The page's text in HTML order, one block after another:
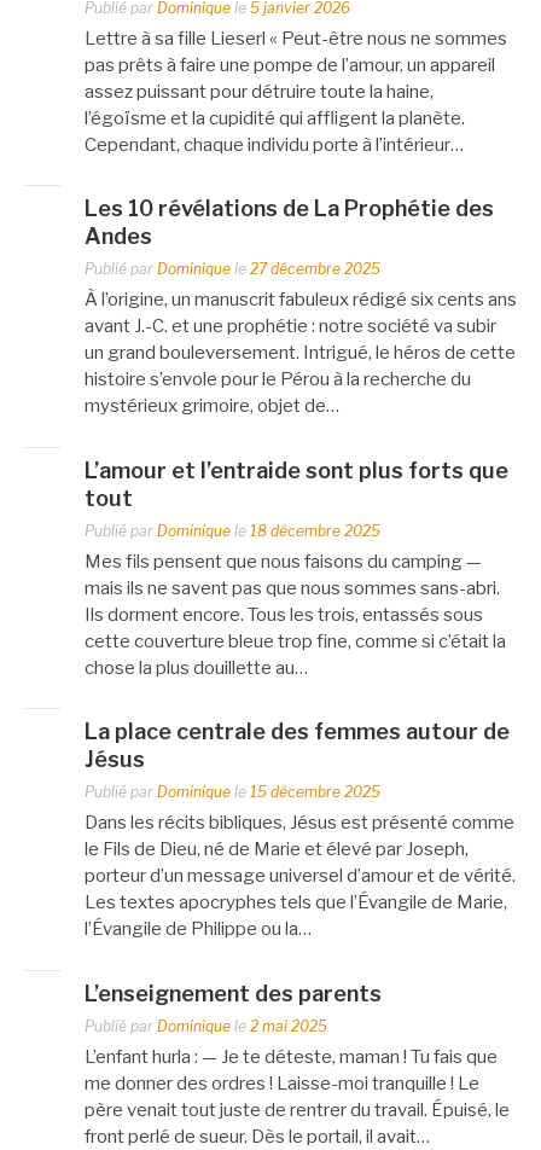
Publié par Dominique le 5 janvier 2026
Lettre à sa fille Lieserl « Peut-être nous ne sommes
pas prêts à faire une pompe de l’amour, un appareil
assez puissant pour détruire toute la haine,
l’égoïsme et la cupidité qui affligent la planète.
Cependant, chaque individu porte à l’intérieur…
Les 10 révélations de La Prophétie des
Andes
Publié par Dominique le 27 décembre 2025
À l’origine, un manuscrit fabuleux rédigé six cents ans
avant J.-C. et une prophétie : notre société va subir
un grand bouleversement. Intrigué, le héros de cette
histoire s’envole pour le Pérou à la recherche du
mystérieux grimoire, objet de…
L’amour et l’entraide sont plus forts que
tout
Publié par Dominique le 18 décembre 2025
Mes fils pensent que nous faisons du camping —
mais ils ne savent pas que nous sommes sans-abri.
Ils dorment encore. Tous les trois, entassés sous
cette couverture bleue trop fine, comme si c’était la
chose la plus douillette au…
La place centrale des femmes autour de
Jésus
Publié par Dominique le 15 décembre 2025
Dans les récits bibliques, Jésus est présenté comme
le Fils de Dieu, né de Marie et élevé par Joseph,
porteur d’un message universel d’amour et de vérité.
Les textes apocryphes tels que l’Évangile de Marie,
l’Évangile de Philippe ou la…
L’enseignement des parents
Publié par Dominique le 2 mai 2025
L’enfant hurla : — Je te déteste, maman ! Tu fais que
me donner des ordres ! Laisse-moi tranquille ! Le
père venait tout juste de rentrer du travail. Épuisé, le
front perlé de sueur. Dès le portail, il avait…